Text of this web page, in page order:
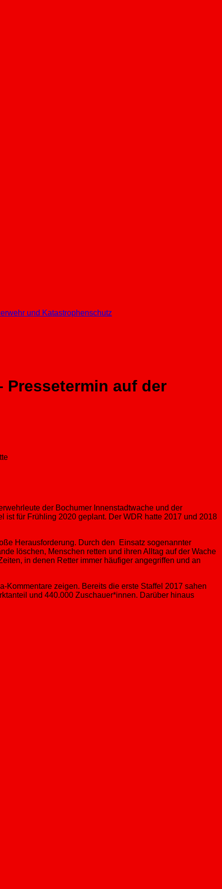
und Katastrophenschutz
Pressetermin auf der
der Bochumer Innenstadtwache und der
für Frühling 2020 geplant. Der WDR hatte 2017 und 2018
Herausforderung. Durch den Einsatz sogenannter
löschen, Menschen retten und ihren Alltag auf der Wache
in denen Retter immer häufiger angegriffen und an
Kommentare zeigen. Bereits die erste Staffel 2017 sahen
und 440.000 Zuschauer*innen. Darüber hinaus